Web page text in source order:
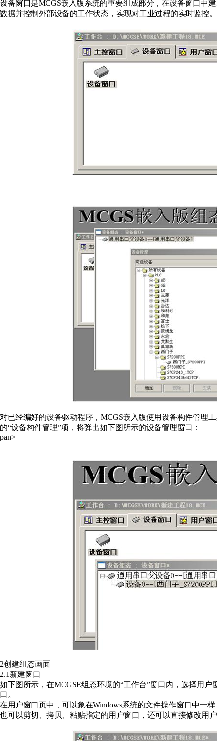
设备窗口是MCGS嵌入版系统的重要组成部分，在设备窗口中
数据并控制外部设备的工作状态，实现对工业过程的实时监控。
对已经编好的设备驱动程序，MCGS嵌入版使用设备构件管理
的“设备构件管理”项，将弹出如下图所示的设备管理窗口：
pan>
2创建组态画面
2.1新建窗口
如下图所示，在MCGSE组态环境的“工作台”窗口内，选择用
口。
在用户窗口页中，可以象在Windows系统的文件操作窗口中一
也可以剪切、拷贝、粘贴指定的用户窗口，还可以直接修改用